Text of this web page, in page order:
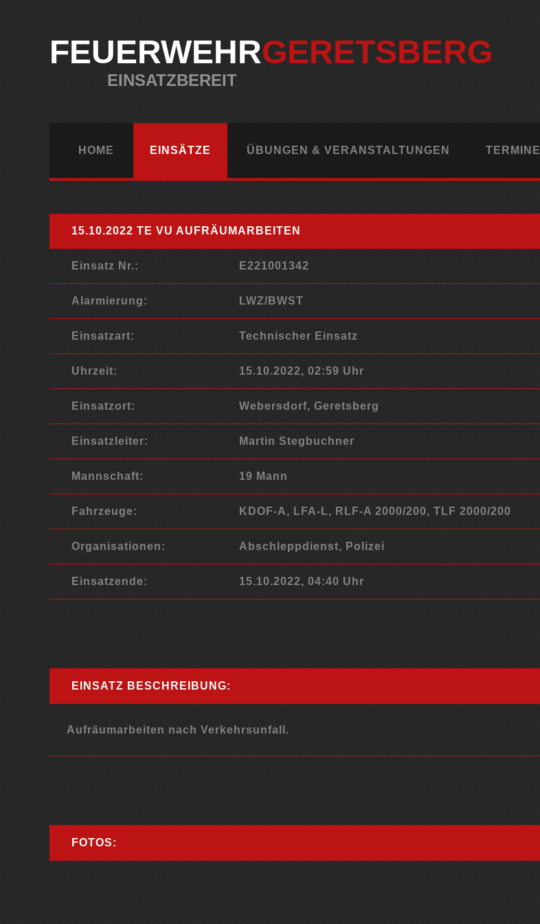
FEUERWEHRGERETSBERG
EINSATZBEREIT
HOME EINSÄTZE ÜBUNGEN & VERANSTALTUNGEN TERMINE
15.10.2022 TE VU AUFRÄUMARBEITEN
Einsatz Nr.: E221001342
Alarmierung: LWZ/BWST
Einsatzart: Technischer Einsatz
Uhrzeit: 15.10.2022, 02:59 Uhr
Einsatzort: Webersdorf, Geretsberg
Einsatzleiter: Martin Stegbuchner
Mannschaft: 19 Mann
Fahrzeuge: KDOF-A, LFA-L, RLF-A 2000/200, TLF 2000/200
Organisationen: Abschleppdienst, Polizei
Einsatzende: 15.10.2022, 04:40 Uhr
EINSATZ BESCHREIBUNG:
Aufräumarbeiten nach Verkehrsunfall.
FOTOS: